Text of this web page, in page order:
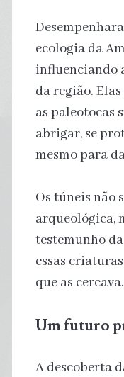
ecologia da
influenciando
da região.
as paleotocas
abrigar, se
mesmo para
Os túneis não
arqueológica,
testemunho
essas
que as cercava.
Um futuro
A descoberta